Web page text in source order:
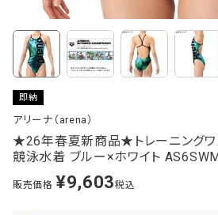
即納
アリーナ（arena）
★26年春夏新商品★トレーニングワ
競泳水着 ブルー×ホワイト
販売価格 ¥9,603税込